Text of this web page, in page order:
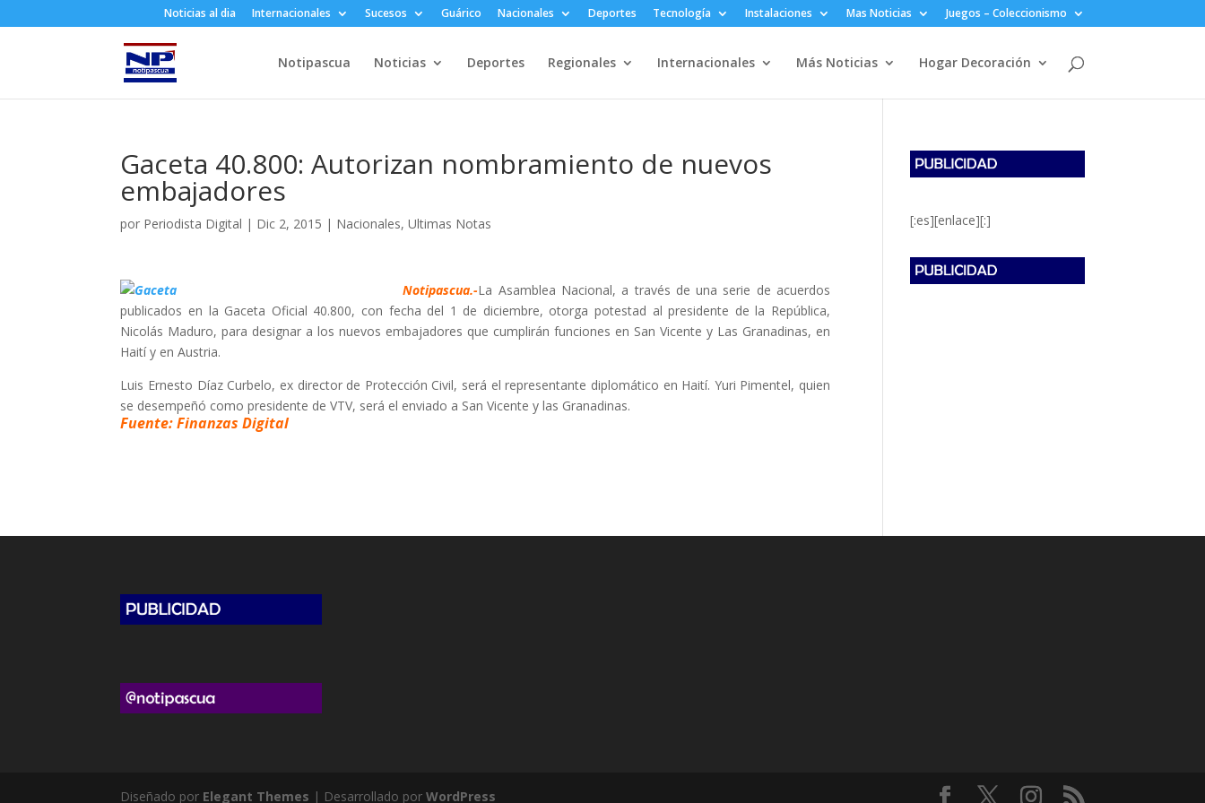
Noticias al dia Internacionales Sucesos Guárico Nacionales Deportes Tecnología Instalaciones Mas Noticias Juegos – Coleccionismo
Notipascua Noticias Deportes Regionales Internacionales Más Noticias Hogar Decoración
Gaceta 40.800: Autorizan nombramiento de nuevos
embajadores
por Periodista Digital | Dic 2, 2015 | Nacionales,Ultimas Notas
Notipascua.-La Asamblea Nacional, a través de una serie de acuerdos
publicados en la Gaceta Oficial 40.800, con fecha del 1 de diciembre, otorga potestad al presidente de la República,
Nicolás Maduro, para designar a los nuevos embajadores que cumplirán funciones en San Vicente y Las Granadinas, en
Haití y en Austria.
Luis Ernesto Díaz Curbelo, ex director de Protección Civil, será el representante diplomático en Haití. Yuri Pimentel, quien
se desempeñó como presidente de VTV, será el enviado a San Vicente y las Granadinas.
Fuente: Finanzas Digital
[:es][enlace][:]
Diseñado por Elegant Themes | Desarrollado porWordPress